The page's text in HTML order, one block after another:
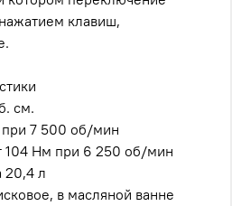
клавиш,
см.
7 500 об/мин
104 Нм при 6 250 об/мин
20,4 л
в масляной ванне